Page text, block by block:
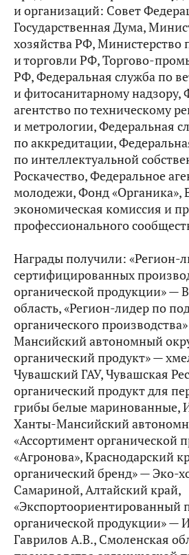
и организаций: Совет
Государственная Дума,
хозяйства РФ,
и торговли РФ, Торгово-
РФ, Федеральная служба по
и фитосанитарному надзору,
агентство по техническому
и метрологии, Федеральная
по аккредитации,
по интеллектуальной
Роскачество, Федеральное
молодежи, Фонд «Органика»,
экономическая комиссия и
профессионального
Награды получили: «Регион-
сертифицированных
органической продукции» —
область, «Регион-лидер по
органического
Мансийский автономный
органический продукт» —
Чувашский ГАУ, Чувашская
органический продукт для
грибы белые
Ханты-Мансийский
«Ассортимент органической
«Агронова», Краснодарский
органический бренд» — Эко-
Самариной, Алтайский край,
«Экспортоориентированный
органической продукции» —
Гаврилов А.В., Смоленская